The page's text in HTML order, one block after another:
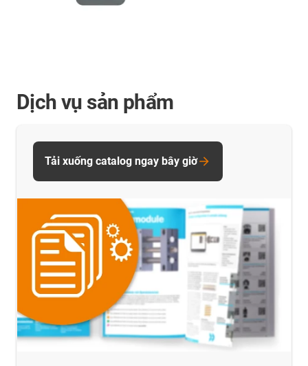
Dịch vụ sản phẩm
Tải xuống catalog ngay bây giờ